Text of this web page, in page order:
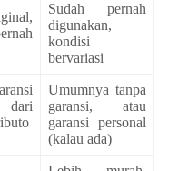
Sudah pernah
digunakan,
kondisi
bervariasi
Umumnya tanpa
garansi, atau
garansi personal
(kalau ada)